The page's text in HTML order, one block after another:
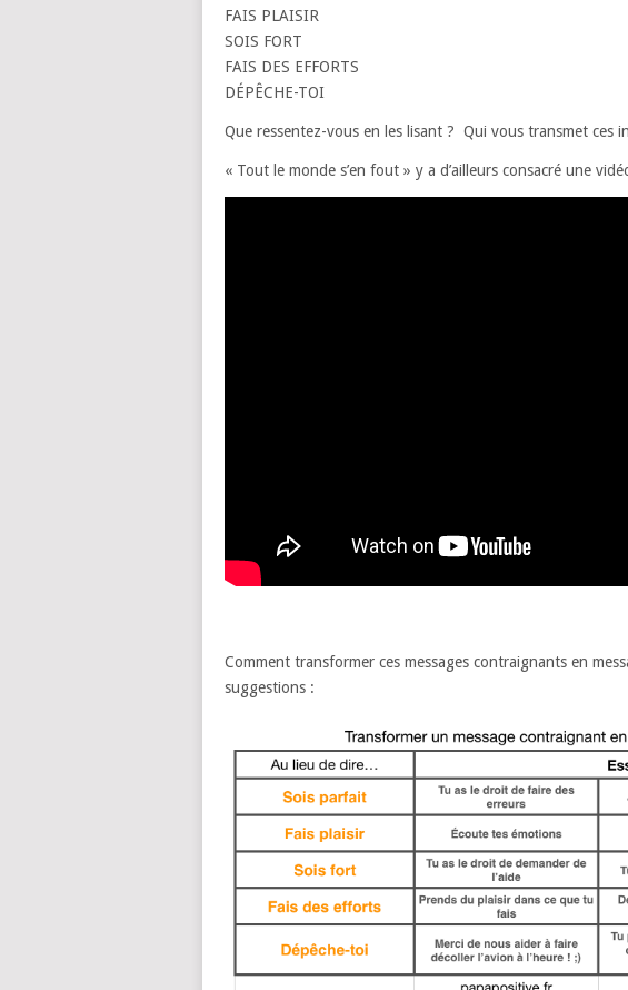
FAIS PLAISIR
SOIS FORT
FAIS DES EFFORTS
DÉPÊCHE-TOI
Que ressentez-vous en les lisant ? Qui vous transmet ces
« Tout le monde s’en fout » y a d’ailleurs consacré une
Comment transformer ces messages contraignants en
suggestions :